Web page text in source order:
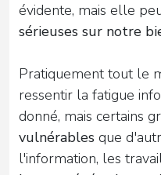
évidente, mais elle
sérieuses sur notre
Pratiquement tout le
ressentir la fatigue
donné, mais certains
vulnérables que
l'information, les